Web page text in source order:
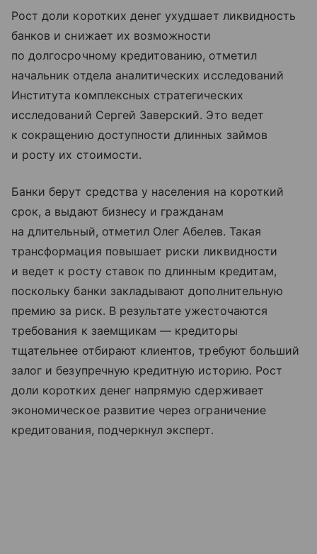
Рост доли коротких денег ухудшает ликвидность
банков и снижает их возможности
по долгосрочному кредитованию, отметил
начальник отдела аналитических исследований
Института комплексных стратегических
исследований Сергей Заверский. Это ведет
к сокращению доступности длинных займов
и росту их стоимости.
Банки берут средства у населения на короткий
срок, а выдают бизнесу и гражданам
на длительный, отметил Олег Абелев. Такая
трансформация повышает риски ликвидности
и ведет к росту ставок по длинным кредитам,
поскольку банки закладывают дополнительную
премию за риск. В результате ужесточаются
требования к заемщикам — кредиторы
тщательнее отбирают клиентов, требуют больший
залог и безупречную кредитную историю. Рост
доли коротких денег напрямую сдерживает
экономическое развитие через ограничение
кредитования, подчеркнул эксперт.